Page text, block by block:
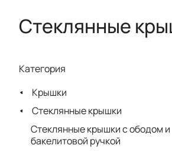
Стеклянные
Категория
Крышки
Стеклянные крышки
Стеклянные крышки c ободом и
бакелитовой ручкой